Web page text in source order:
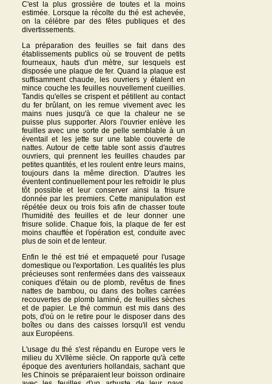
C'est la plus grossière de toutes et la moins
estimée. Lorsque la récolte du thé est achevée,
on la célèbre par des fêtes publiques et des
divertissements.
La préparation des feuilles se fait dans des
établissements publics où se trouvent de petits
fourneaux, hauts d'un mètre, sur lesquels est
disposée une plaque de fer. Quand la plaque est
suffisamment chaude, les ouvriers y étalent en
mince couche les feuilles nouvellement cueillies.
Tandis qu'elles se crispent et pétillent au contact
du fer brûlant, on les remue vivement avec les
mains nues jusqu'à ce que la chaleur ne se
puisse plus supporter. Alors l'ouvrier enlève les
feuilles avec une sorte de pelle semblable à un
éventail et les jette sur une table couverte de
nattes. Autour de cette table sont assis d'autres
ouvriers, qui prennent les feuilles chaudes par
petites quantités, et les roulent entre leurs mains,
toujours dans la même direction. D'autres les
éventent continuellement pour les refroidir le plus
tôt possible et leur conserver ainsi la frisure
donnée par les premiers. Cette manipulation est
répétée deux ou trois fois afin de chasser toute
l'humidité des feuilles et de leur donner une
frisure solide. Chaque fois, la plaque de fer est
moins chauffée et l'opération est, conduite avec
plus de soin et de lenteur.
Enfin le thé est trié et empaqueté pour l'usage
domestique ou l'exportation. Les qualités les plus
précieuses sont renfermées dans des vaisseaux
coniques d'étain ou de plomb, revêtus de fines
nattes de bambou, ou dans des boîtes carrées
recouvertes de plomb laminé, de feuilles sèches
et de papier. Le thé commun est mis dans des
pots, d'où on le retire pour le disposer dans des
boîtes ou dans des caisses lorsqu'il est vendu
aux Européens.
L'usage du thé s'est répandu en Europe vers le
milieu du XVIIème siècle. On rapporte qu'à cette
époque des aventuriers hollandais, sachant que
les Chinois se préparaient leur boisson ordinaire